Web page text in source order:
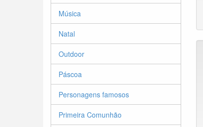
Música
Natal
Outdoor
Páscoa
Personagens famosos
Primeira Comunhão